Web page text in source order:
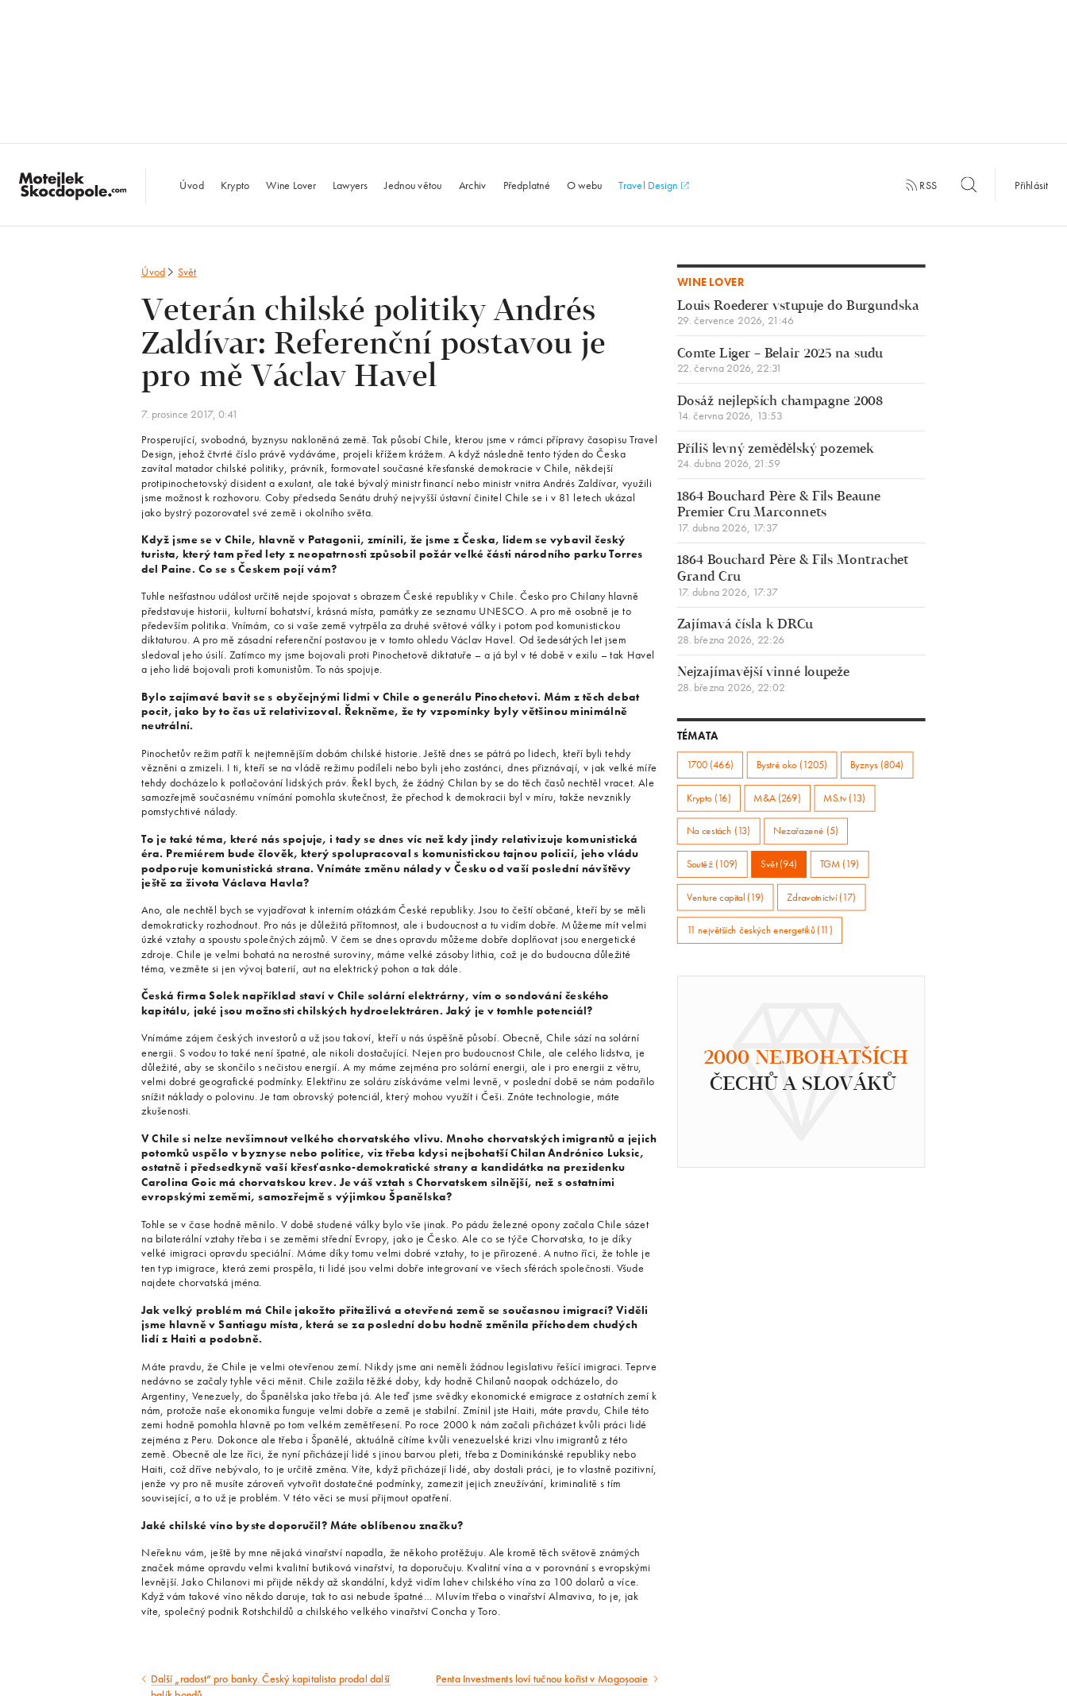
MotejlekSkocdopole.com
Úvod Krypto Wine Lover Lawyers Jednou větou Archiv Předplatné O webu Travel Design RSS Přihlásit
Úvod Svět
Veterán chilské politiky Andrés
Zaldívar: Referenční postavou je
pro mě Václav Havel
7. prosince 2017, 0:41
Prosperující, svobodná, byznysu nakloněná země. Tak působí Chile, kterou jsme v rámci přípravy časopisu Travel
Design, jehož čtvrté číslo právě vydáváme, projeli křížem krážem. A když následně tento týden do Česka
zavítal matador chilské politiky, právník, formovatel současné křesťanské demokracie v Chile, někdejší
protipinochetovský disident a exulant, ale také bývalý ministr financí nebo ministr vnitra Andrés Zaldívar, využili
jsme možnost k rozhovoru. Coby předseda Senátu druhý nejvyšší ústavní činitel Chile se i v 81 letech ukázal
jako bystrý pozorovatel své země i okolního světa.
Když jsme se v Chile, hlavně v Patagonii, zmínili, že jsme z Česka, lidem se vybavil český
turista, který tam před lety z neopatrnosti způsobil požár velké části národního parku Torres
del Paine. Co se s Českem pojí vám?
Tuhle nešťastnou událost určitě nejde spojovat s obrazem České republiky v Chile. Česko pro Chilany hlavně
představuje historii, kulturní bohatství, krásná místa, památky ze seznamu UNESCO. A pro mě osobně je to
především politika. Vnímám, co si vaše země vytrpěla za druhé světové války i potom pod komunistickou
diktaturou. A pro mě zásadní referenční postavou je v tomto ohledu Václav Havel. Od šedesátých let jsem
sledoval jeho úsilí. Zatímco my jsme bojovali proti Pinochetově diktatuře – a já byl v té době v exilu – tak Havel
a jeho lidé bojovali proti komunistům. To nás spojuje.
Bylo zajímavé bavit se s obyčejnými lidmi v Chile o generálu Pinochetovi. Mám z těch debat
pocit, jako by to čas už relativizoval. Řekněme, že ty vzpomínky byly většinou minimálně
neutrální.
Pinochetův režim patří k nejtemnějším dobám chilské historie. Ještě dnes se pátrá po lidech, kteří byli tehdy
vězněni a zmizeli. I ti, kteří se na vládě režimu podíleli nebo byli jeho zastánci, dnes přiznávají, v jak velké míře
tehdy docházelo k potlačování lidských práv. Řekl bych, že žádný Chilan by se do těch časů nechtěl vracet. Ale
samozřejmě současnému vnímání pomohla skutečnost, že přechod k demokracii byl v míru, takže nevznikly
pomstychtivé nálady.
To je také téma, které nás spojuje, i tady se dnes víc než kdy jindy relativizuje komunistická
éra. Premiérem bude člověk, který spolupracoval s komunistickou tajnou policií, jeho vládu
podporuje komunistická strana. Vnímáte změnu nálady v Česku od vaší poslední návštěvy
ještě za života Václava Havla?
Ano, ale nechtěl bych se vyjadřovat k interním otázkám České republiky. Jsou to čeští občané, kteří by se měli
demokraticky rozhodnout. Pro nás je důležitá přítomnost, ale i budoucnost a tu vidím dobře. Můžeme mít velmi
úzké vztahy a spoustu společných zájmů. V čem se dnes opravdu můžeme dobře doplňovat jsou energetické
zdroje. Chile je velmi bohatá na nerostné suroviny, máme velké zásoby lithia, což je do budoucna důležité
téma, vezměte si jen vývoj baterií, aut na elektrický pohon a tak dále.
Česká firma Solek například staví v Chile solární elektrárny, vím o sondování českého
kapitálu, jaké jsou možnosti chilských hydroelektráren. Jaký je v tomhle potenciál?
Vnímáme zájem českých investorů a už jsou takoví, kteří u nás úspěšně působí. Obecně, Chile sází na solární
energii. S vodou to také není špatné, ale nikoli dostačující. Nejen pro budoucnost Chile, ale celého lidstva, je
důležité, aby se skončilo s nečistou energií. A my máme zejména pro solární energii, ale i pro energii z větru,
velmi dobré geografické podmínky. Elektřinu ze soláru získáváme velmi levně, v poslední době se nám podařilo
snížit náklady o polovinu. Je tam obrovský potenciál, který mohou využít i Češi. Znáte technologie, máte
zkušenosti.
V Chile si nelze nevšimnout velkého chorvatského vlivu. Mnoho chorvatských imigrantů a jejich
potomků uspělo v byznyse nebo politice, viz třeba kdysi nejbohatší Chilan Andrónico Luksic,
ostatně i předsedkyně vaší křesťasnko-demokratické strany a kandidátka na prezidenku
Carolina Goic má chorvatskou krev. Je váš vztah s Chorvatskem silnější, než s ostatními
evropskými zeměmi, samozřejmě s výjimkou Španělska?
Tohle se v čase hodně měnilo. V době studené války bylo vše jinak. Po pádu železné opony začala Chile sázet
na bilaterální vztahy třeba i se zeměmi střední Evropy, jako je Česko. Ale co se týče Chorvatska, to je díky
velké imigraci opravdu speciální. Máme díky tomu velmi dobré vztahy, to je přirozené. A nutno říci, že tohle je
ten typ imigrace, která zemi prospěla, ti lidé jsou velmi dobře integrovaní ve všech sférách společnosti. Všude
najdete chorvatská jména.
Jak velký problém má Chile jakožto přitažlivá a otevřená země se současnou imigrací? Viděli
jsme hlavně v Santiagu místa, která se za poslední dobu hodně změnila příchodem chudých
lidí z Haiti a podobně.
Máte pravdu, že Chile je velmi otevřenou zemí. Nikdy jsme ani neměli žádnou legislativu řešící imigraci. Teprve
nedávno se začaly tyhle věci měnit. Chile zažila těžké doby, kdy hodně Chilanů naopak odcházelo, do
Argentiny, Venezuely, do Španělska jako třeba já. Ale teď jsme svědky ekonomické emigrace z ostatních zemí k
nám, protože naše ekonomika funguje velmi dobře a země je stabilní. Zmínil jste Haiti, máte pravdu, Chile této
zemi hodně pomohla hlavně po tom velkém zemětřesení. Po roce 2000 k nám začali přicházet kvůli práci lidé
zejména z Peru. Dokonce ale třeba i Španělé, aktuálně cítíme kvůli venezuelské krizi vlnu imigrantů z této
země. Obecně ale lze říci, že nyní přicházejí lidé s jinou barvou pleti, třeba z Dominikánské republiky nebo
Haiti, což dříve nebývalo, to je určitě změna. Víte, když přicházejí lidé, aby dostali práci, je to vlastně pozitivní,
jenže vy pro ně musíte zároveň vytvořit dostatečné podmínky, zamezit jejich zneužívání, kriminalitě s tím
související, a to už je problém. V této věci se musí přijmout opatření.
Jaké chilské víno byste doporučil? Máte oblíbenou značku?
Neřeknu vám, ještě by mne nějaká vinařství napadla, že někoho protěžuju. Ale kromě těch světově známých
značek máme opravdu velmi kvalitní butiková vinařství, ta doporučuju. Kvalitní vína a v porovnání s evropskými
levnější. Jako Chilanovi mi přijde někdy až skandální, když vidím lahev chilského vína za 100 dolarů a více.
Když vám takové víno někdo daruje, tak to asi nebude špatné… Mluvím třeba o vinařství Almaviva, to je, jak
víte, společný podnik Rotshchildů a chilského velkého vinařství Concha y Toro.
Předcházející
Další „radost“ pro banky. Český kapitalista prodal další
Následující
Penta Investments loví tučnou kořist v Mogoșoaie
WINE LOVER
Louis Roederer vstupuje do Burgundska
29. července 2026, 21:46
Comte Liger – Belair 2025 na sudu
22. června 2026, 22:31
Dosáž nejlepších champagne 2008
14. června 2026, 13:53
Příliš levný zemědělský pozemek
24. dubna 2026, 21:59
1864 Bouchard Père & Fils Beaune
Premier Cru Marconnets
17. dubna 2026, 17:37
1864 Bouchard Père & Fils Montrachet
Grand Cru
17. dubna 2026, 17:37
Zajímavá čísla k DRCu
28. března 2026, 22:26
Nejzajímavější vinné loupeže
28. března 2026, 22:02
TÉMATA
1700 (466) Bystré oko (1205) Byznys (804)
Krypto (16) M&A (269) MS.tv (13)
Na cestách (13) Nezařazené (5)
Soutěž (109) Svět (94) TGM (19)
Venture capital (19) Zdravotnictví (17)
11 největších českých energetiků (11)
2000 NEJBOHATŠÍCH
ČECHŮ A SLOVÁKŮ